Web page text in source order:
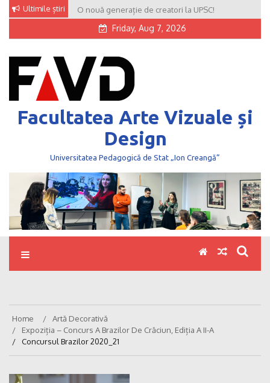
Skip
content
Ultimile știri O nouă generație de creatori la UPSC!
Friday, Aug 7, 2026
Facultatea Arte Vizuale și
Design
Universitatea Pedagogică de Stat „Ion Creangă”
Home
Artă Decorativă
Expoziția – Concurs A Brazilor De Crăciun, Ediția A II-A
Concursul Brazilor 2020_21